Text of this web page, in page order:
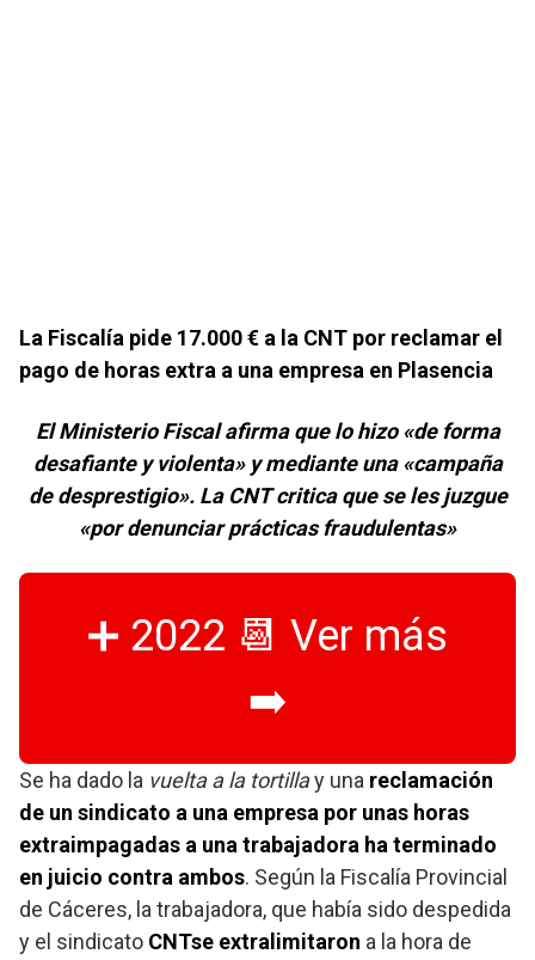
La Fiscalía pide 17.000 € a la CNT por reclamar el
pago de horas extra a una empresa en Plasencia
El Ministerio Fiscal afirma que lo hizo «de forma
desafiante y violenta» y mediante una «campaña
de desprestigio». La CNT critica que se les juzgue
«por denunciar prácticas fraudulentas»
➕ 2022 📆 Ver más
➡️
Se ha dado la vuelta a la tortillay una reclamación
de un sindicato a una empresa por unas horas
extraimpagadas a una trabajadora ha terminado
en juicio contra ambos. Según la Fiscalía Provincial
de Cáceres, la trabajadora, que había sido despedida
y el sindicato CNTse extralimitaron a la hora de